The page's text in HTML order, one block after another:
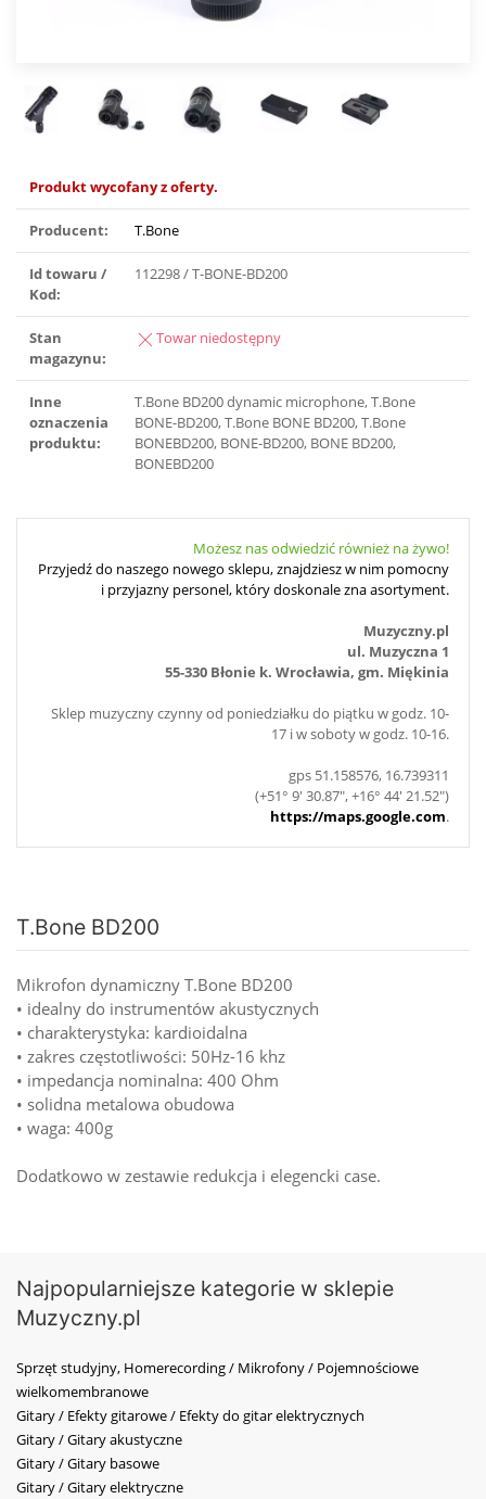
Produkt wycofany z oferty.
Producent: T.Bone
Id towaru /
Kod:
112298 / T-BONE-BD200
Stan
magazynu:
Towar niedostępny
Inne
oznaczenia
produktu:
T.Bone BD200 dynamic microphone, T.Bone
BONE-BD200, T.Bone BONE BD200, T.Bone
BONEBD200, BONE-BD200, BONE BD200,
BONEBD200
Możesz nas odwiedzić również na żywo!
Przyjedź do naszego nowego sklepu, znajdziesz w nim pomocny
i przyjazny personel, który doskonale zna asortyment.
Muzyczny.pl
ul. Muzyczna 1
55-330 Błonie k. Wrocławia, gm. Miękinia
Sklep muzyczny czynny od poniedziałku do piątku w godz. 10-
17 i w soboty w godz. 10-16.
gps 51.158576, 16.739311
(+51° 9' 30.87", +16° 44' 21.52")
https://maps.google.com.
T.Bone BD200
Mikrofon dynamiczny T.Bone BD200
• idealny do instrumentów akustycznych
• charakterystyka: kardioidalna
• zakres częstotliwości: 50Hz-16 khz
• impedancja nominalna: 400 Ohm
• solidna metalowa obudowa
• waga: 400g
Dodatkowo w zestawie redukcja i elegencki case.
Najpopularniejsze kategorie w sklepie
Muzyczny.pl
Sprzęt studyjny, Homerecording / Mikrofony / Pojemnościowe
wielkomembranowe
Gitary / Efekty gitarowe / Efekty do gitar elektrycznych
Gitary / Gitary akustyczne
Gitary / Gitary basowe
Gitary / Gitary elektryczne